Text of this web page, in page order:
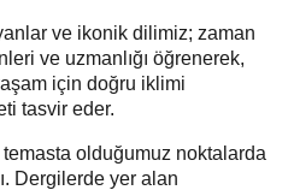
ve ikonik dilimiz; zaman
ve uzmanlığı öğrenerek,
için doğru iklimi
tasvir eder.
olduğumuz noktalarda
Dergilerde yer alan